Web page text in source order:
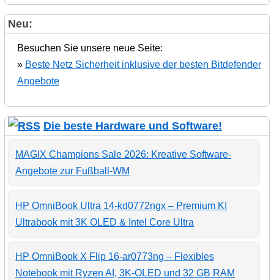
Neu:
Besuchen Sie unsere neue Seite:
» Beste Netz Sicherheit inklusive der besten Bitdefender
Angebote
Die beste Hardware und Software!
MAGIX Champions Sale 2026: Kreative Software-
Angebote zur Fußball-WM
HP OmniBook Ultra 14-kd0772ngx – Premium KI
Ultrabook mit 3K OLED & Intel Core Ultra
HP OmniBook X Flip 16-ar0773ng – Flexibles
Notebook mit Ryzen AI, 3K-OLED und 32 GB RAM